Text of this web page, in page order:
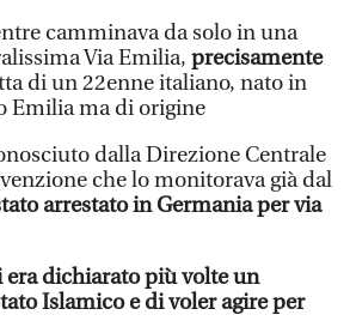
camminava da solo in una
Via Emilia, precisamente
di un 22enne italiano, nato in
Emilia ma di origine
dalla Direzione Centrale
che lo monitorava già dal
arrestato in Germania per via
era dichiarato più volte un
Islamico e di voler agire per